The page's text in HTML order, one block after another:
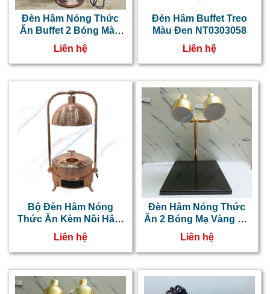
Đèn Hâm Nóng Thức
Ăn Buffet 2 Bóng Màu
Đồng NT0303059
Liên hệ
Đèn Hâm Buffet Treo
Màu Đen NT0303058
Liên hệ
Bộ Đèn Hâm Nóng
Thức Ăn Kèm Nồi Hâm
Buffet Inox NT0303057
Liên hệ
Đèn Hâm Nóng Thức
Ăn 2 Bóng Mạ Vàng Đế
Đá Đen Chữ Nhật
NT0303056
Liên hệ